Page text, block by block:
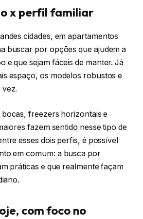
x perfil familiar
cidades, em apartamentos
buscar por opções que ajudem a
e que sejam fáceis de manter. Já
espaço, os modelos robustos e
vez.
bocas, freezers horizontais e
fazem sentido nesse tipo de
esses dois perfis, é possível
em comum: a busca por
práticas e que realmente façam
com foco no